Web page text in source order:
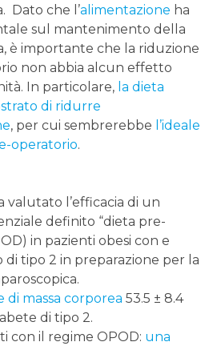
Dato che l’alimentazione ha
sul mantenimento della
è importante che la riduzione
non abbia alcun effetto
In particolare, la dieta
di ridurre
, per cui sembrerebbe l’ideale
operatorio.
valutato l’efficacia di un
definito “dieta pre-
in pazienti obesi con e
tipo 2 in preparazione per la
di massa corporea 53.5 ± 8.4
di tipo 2.
con il ​​regime OPOD: una